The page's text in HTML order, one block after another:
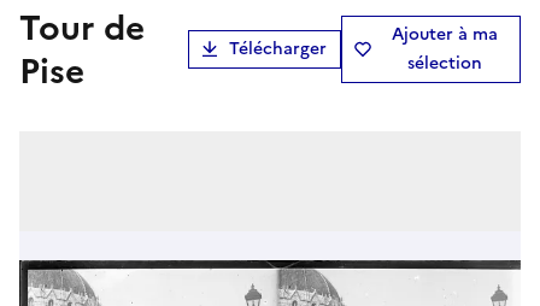
Tour de
Pise
Télécharger
Ajouter à ma
sélection